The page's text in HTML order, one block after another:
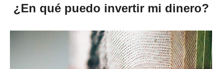
¿En qué puedo invertir mi dinero?